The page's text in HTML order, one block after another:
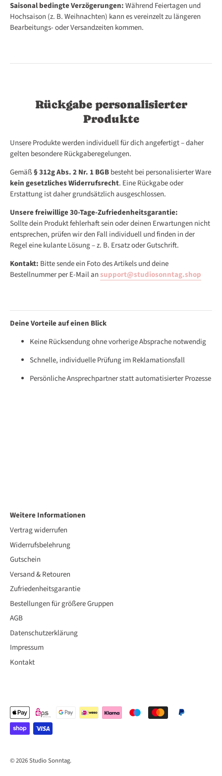
Saisonal bedingte Verzögerungen:Während Feiertagen und
Hochsaison (z. B. Weihnachten) kann es vereinzelt zu längeren
Bearbeitungs- oder Versandzeiten kommen.
Rückgabe personalisierter
Produkte
Unsere Produkte werden individuell für dich angefertigt – daher
gelten besondere Rückgaberegelungen.
Gemäß§ 312g Abs. 2 Nr. 1 BGBbesteht bei personalisierter Ware
kein gesetzliches Widerrufsrecht. Eine Rückgabe oder
Erstattung ist daher grundsätzlich ausgeschlossen.
Unsere freiwillige 30-Tage-Zufriedenheitsgarantie:
Sollte dein Produkt fehlerhaft sein oder deinen Erwartungen nicht
entsprechen, prüfen wir den Fall individuell und finden in der
Regel eine kulante Lösung – z. B. Ersatz oder Gutschrift.
Kontakt: Bitte sende ein Foto des Artikels und deine
Bestellnummer per E-Mail an support@studiosonntag.shop
Deine Vorteile auf einen Blick
Keine Rücksendung ohne vorherige Absprache notwendig
Schnelle, individuelle Prüfung im Reklamationsfall
Persönliche Ansprechpartner statt automatisierter Prozesse
Weitere Informationen
Vertrag widerrufen
Widerrufsbelehrung
Gutschein
Versand & Retouren
Zufriedenheitsgarantie
Bestellungen für größere Gruppen
AGB
Datenschutzerklärung
Impressum
Kontakt
© 2026Studio Sonntag.